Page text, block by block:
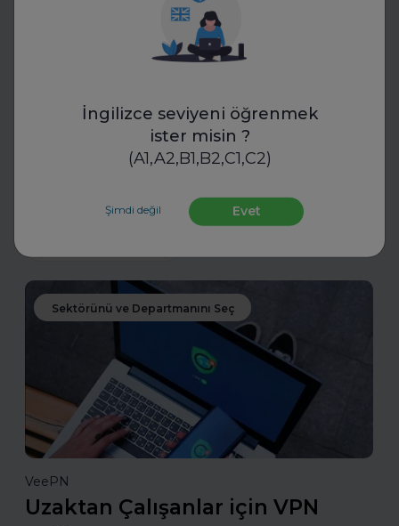
İngilizce seviyeni öğrenmek
ister misin ?
(A1,A2,B1,B2,C1,C2)
Şimdi değil Evet
İK Mülakatlarında Yeni Dönem:
Standartları
İK uzmanları, yapay zekâ destekli transkriptlerle mülakat
süreçlerinde yeni bir döneme giriyor. Bu teknoloji,
Sektörünü ve Departmanını Seç
VeePN
Uzaktan Çalışanlar için VPN